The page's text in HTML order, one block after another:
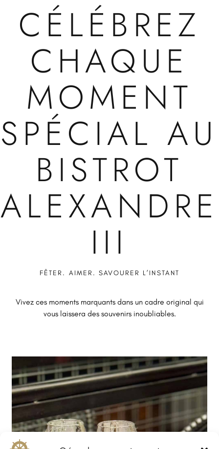
CÉLÉBREZ
CHAQUE
MOMENT
SPÉCIAL AU
BISTROT
ALEXANDRE
III
FÊTER. AIMER. SAVOURER L’INSTANT
Vivez ces moments marquants dans un cadre original qui
vous laissera des souvenirs inoubliables.